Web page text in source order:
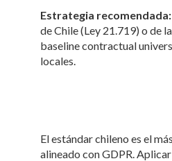
Estrategia recomendada:
de Chile (Ley 21.719) o de
baseline contractual
locales.
El estándar chileno es el
alineado con GDPR.